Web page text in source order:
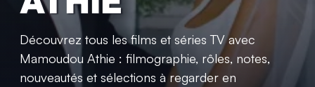
Découvrez tous les films et séries TV avec
Mamoudou Athie : filmographie, rôles, notes,
nouveautés et sélections à regarder en